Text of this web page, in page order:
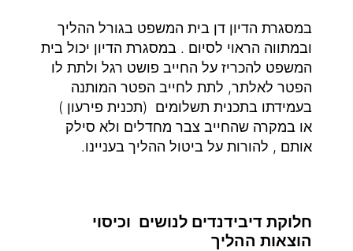
במסגרת הדיון דן בית המשפט בגורל ההליך
ובמתווה הראוי לסיום . במסגרת הדיון יכול בית
המשפט להכריז על החייב פושט רגל ולתת לו
הפטר לאלתר, לתת לחייב הפטר המותנה
בעמידתו בתכנית תשלומים (תכנית פירעון )
או במקרה שהחייב צבר מחדלים ולא סילק
אותם , להורות על ביטול ההליך בעניינו.
חלוקת דיבידנדים לנושים וכיסוי
הוצאות ההליך